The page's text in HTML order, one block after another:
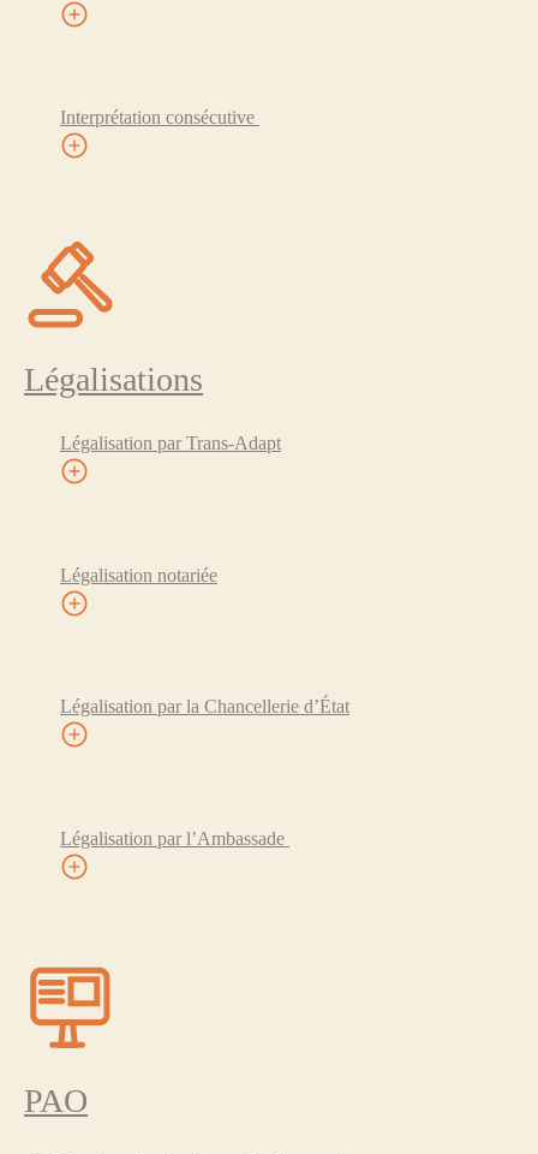
Interprétation consécutive
Légalisations
Légalisation par Trans-Adapt
Légalisation notariée
Légalisation par la Chancellerie d’État
Légalisation par l’Ambassade
PAO